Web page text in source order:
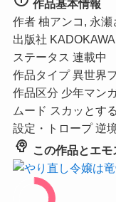
作品基本情報
作者 柚アンコ, 永瀬
出版社 KADOKAWA
ステータス 連載中
作品タイプ 異世界
作品区分 少年マン
ムード スカッとする
設定・トロープ 逆
psychology この作品とエ